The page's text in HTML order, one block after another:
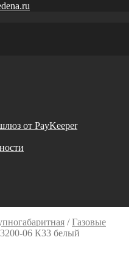
от PayKeeper
/Газовые
06 К33 белый